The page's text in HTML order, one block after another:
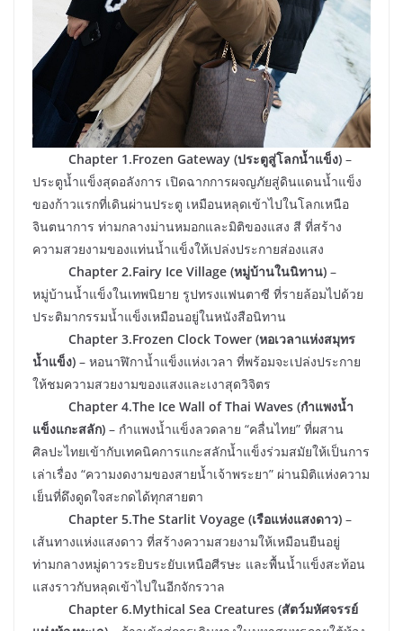
​Chapter 1.Frozen Gateway (ประตูสู่โลกน้ำแข็ง) –
ประตูน้ำแข็งสุดอลังการ เปิดฉากการผจญภัยสู่ดินแดนน้ำแข็ง
ของก้าวแรกที่เดินผ่านประตู เหมือนหลุดเข้าไปในโลกเหนือ
จินตนาการ ท่ามกลางม่านหมอกและมิติของแสง สี ที่สร้าง
ความสวยงามของแท่นน้ำแข็งให้เปล่งประกายส่องแสง
​Chapter 2.Fairy Ice Village (หมู่บ้านในนิทาน) –
หมู่บ้านน้ำแข็งในเทพนิยาย รูปทรงแฟนตาซี ที่รายล้อมไปด้วย
ประติมากรรมน้ำแข็งเหมือนอยู่ในหนังสือนิทาน
​ Chapter 3.Frozen Clock Tower (หอเวลาแห่งสมุทร
น้ำแข็ง) – หอนาฬิกาน้ำแข็งแห่งเวลา ที่พร้อมจะเปล่งประกาย
ให้ชมความสวยงามของแสงและเงาสุดวิจิตร
​Chapter 4.The Ice Wall of Thai Waves (กำแพงน้ำ
แข็งแกะสลัก) – กำแพงน้ำแข็งลวดลาย “คลื่นไทย” ที่ผสาน
ศิลปะไทยเข้ากับเทคนิคการแกะสลักน้ำแข็งร่วมสมัยให้เป็นการ
เล่าเรื่อง “ความงดงามของสายน้ำเจ้าพระยา” ผ่านมิติแห่งความ
เย็นที่ดึงดูดใจสะกดได้ทุกสายตา
​ Chapter 5.The Starlit Voyage (เรือแห่งแสงดาว) –
เส้นทางแห่งแสงดาว ที่สร้างความสวยงามให้เหมือนยืนอยู่
ท่ามกลางหมู่ดาวระยิบระยับเหนือศีรษะ และพื้นน้ำแข็งสะท้อน
แสงราวกับหลุดเข้าไปในอีกจักรวาล
​Chapter 6.Mythical Sea Creatures (สัตว์มหัศจรรย์